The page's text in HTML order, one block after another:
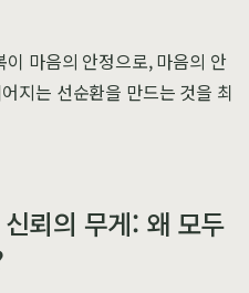
마음의 안정으로, 마음의 안
지는 선순환을 만드는 것을 최
뢰의 무게: 왜 모두